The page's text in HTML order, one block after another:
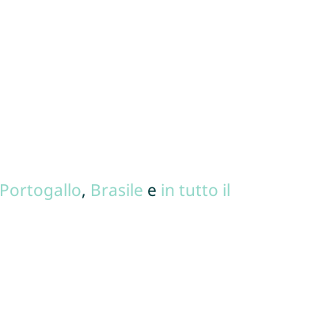
Portogallo, Brasile e in tutto il